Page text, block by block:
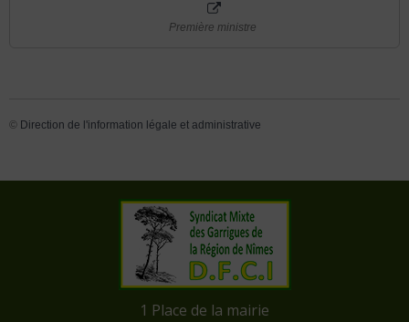
Première ministre
© Direction de l'information légale et administrative
​1 Place de la mairie